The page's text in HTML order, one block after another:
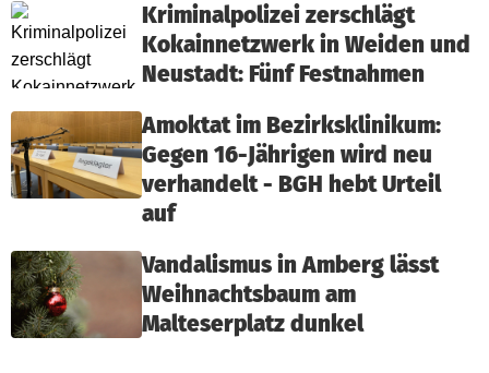
Kriminalpolizei zerschlägt
Kokainnetzwerk in Weiden und
Neustadt: Fünf Festnahmen
Amoktat im Bezirksklinikum:
Gegen 16-Jährigen wird neu
verhandelt - BGH hebt Urteil
auf
Vandalismus in Amberg lässt
Weihnachtsbaum am
Malteserplatz dunkel